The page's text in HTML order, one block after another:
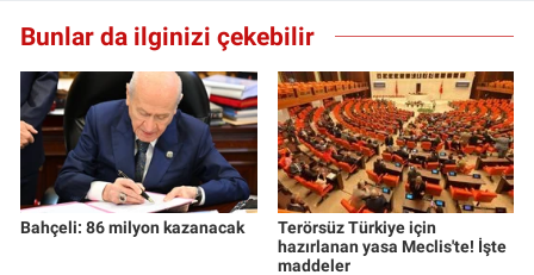
Bunlar da ilginizi çekebilir
Bahçeli: 86 milyon kazanacak
Terörsüz Türkiye için
hazırlanan yasa Meclis'te! İşte
maddeler